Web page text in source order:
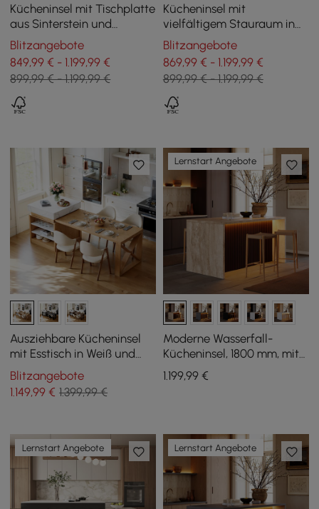
Kücheninsel mit Tischplatte
aus Sinterstein und
Stauraum in Weiß, 183 cm
Blitzangebote
849,99 € - 1.199,99 €
899,99 € - 1.199,99 €
Kücheninsel mit
vielfältigem Stauraum in
Schwarz, 183 cm
Blitzangebote
869,99 € - 1.199,99 €
899,99 € - 1.199,99 €
Ausziehbare Kücheninsel
mit Esstisch in Weiß und
Naturfarben, für 4
Personen, 185 – 235 cm
Blitzangebote
1.149,99 € 1.399,99 €
Lernstart Angebote
Moderne Wasserfall-
Kücheninsel, 1800 mm, mit
Licht und Stauraum
1.199,99€
Lernstart Angebote Lernstart Angebote